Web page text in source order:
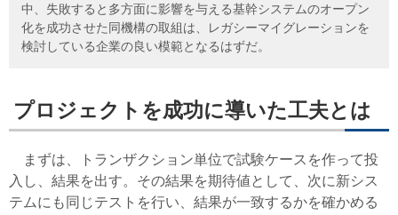
中、失敗すると多方面に影響を与える基幹システムのオープン
化を成功させた同機構の取組は、レガシーマイグレーションを
検討している企業の良い模範となるはずだ。
プロジェクトを成功に導いた工夫とは
まずは、トランザクション単位で試験ケースを作って投
入し、結果を出す。その結果を期待値として、次に新シス
テムにも同じテストを行い、結果が一致するかを確かめる